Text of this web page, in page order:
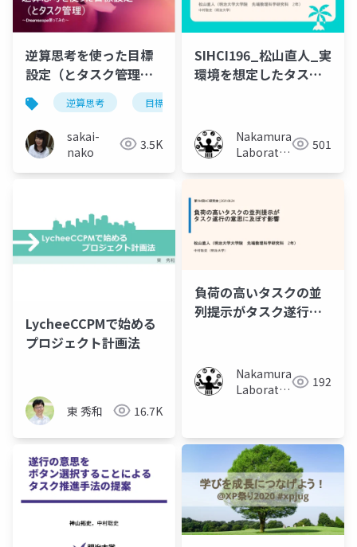
逆算思考を使った目標
設定（とタスク管理）
〜Dreamscope使って
みた〜
逆算思考 目標設定
sakai-
nako
3.5K
SIHCI196_松山直人_実
環境を想定したタスク
Nakamura
Laboratory
501
LycheeCCPMで始める
プロジェクト計画法
東 秀和 16.7K
負荷の高いタスクの並
列提示がタスク遂行の
Nakamura
Laboratory
192